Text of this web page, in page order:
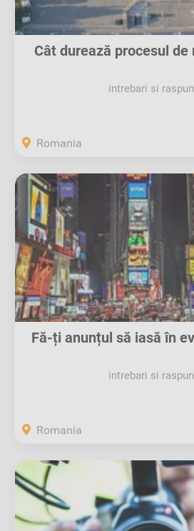
Cât durează procesul de
intrebari si
Romania
Fă-ți anunțul să iasă în
intrebari si
Romania